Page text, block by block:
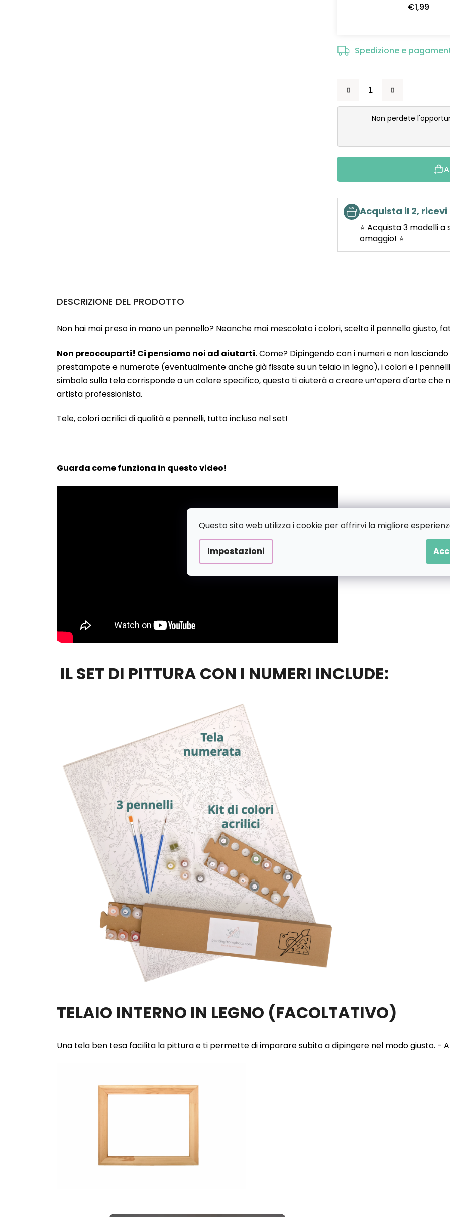
Questo sito web utilizza i cookie per offrirvi la migliore
Impostazioni
€1,99
Spedizione e
Non perdete
Acquista il 2, ricevi
⭐ Acquista 3 modelli
omaggio! ⭐
DESCRIZIONE DEL PRODOTTO
Non hai mai preso in mano un pennello? Neanche mai mescolato i colori, scelto il pennello giusto,
Non preoccuparti! Ci pensiamo noi ad aiutarti.Come? Dipingendo con i numerie non
prestampate e numerate (eventualmente anche già fissate su un telaio in legno), i colori e i
simbolo sulla tela corrisponde a un colore specifico, questo ti aiuterà a creare un’opera d'arte che
artista professionista.
Tele, colori acrilici di qualità e pennelli, tutto incluso nel set!
Guarda come funziona in questo video!
IL SET DI PITTURA CON I NUMERI INCLUDE:
TELAIO INTERNO IN LEGNO (FACOLTATIVO)
Una tela ben tesa facilita la pittura e ti permette di imparare subito a dipingere nel modo giusto.